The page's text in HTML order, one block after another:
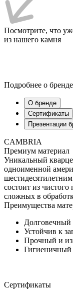
Посмотрите, что
из нашего камня
Подробнее о бренде
О бренде
Сертификаты
Презентации
CAMBRIA
Премиум материал
Уникальный
одноименной
состоит из
сложных в
Преимущества
Долговечный
Устойчив к
Прочный и
Гигиеничный
Сертификаты